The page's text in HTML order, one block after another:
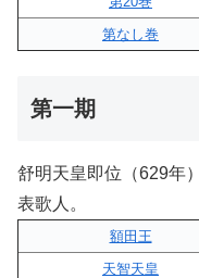
第なし巻
第一期
舒明天皇即位（629年
表歌人。
額田王
天智天皇